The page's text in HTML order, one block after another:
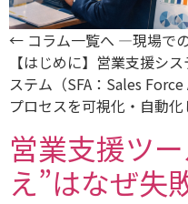
← コラム一覧へ ―現場で
【はじめに】営業支援シ
ステム（SFA：Sales
プロセスを可視化・自動
営業支援ツ
え”はなぜ失